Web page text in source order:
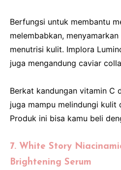
Berfungsi untuk membantu
melembabkan,
menutrisi kulit. Implora
juga mengandung caviar
Berkat kandungan vitamin C
juga mampu melindungi kulit
Produk ini bisa kamu beli
7. White Story
Brightening Serum